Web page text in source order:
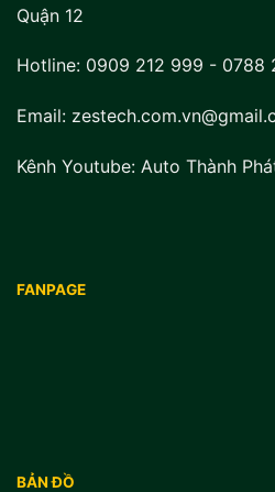
Quận 12
Hotline: 0909 212 999 - 0788
Email:
Kênh Youtube: Auto Thành
FANPAGE
BẢN ĐỒ